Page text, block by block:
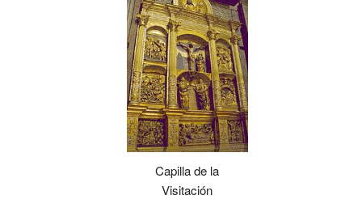
Capilla de la
Visitación